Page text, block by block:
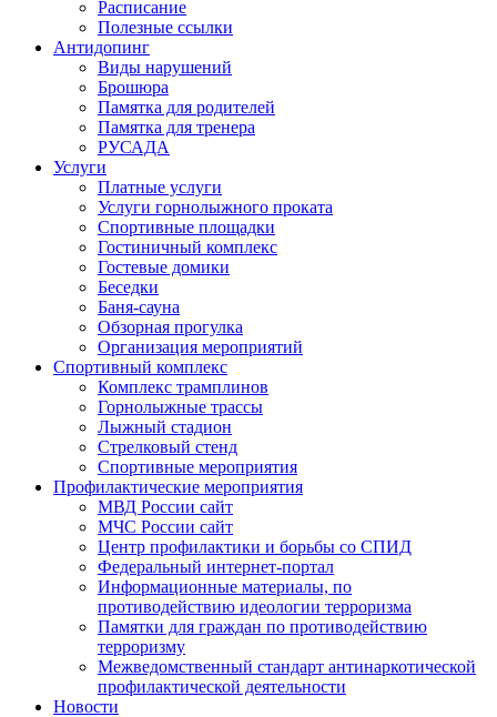
Расписание
Полезные ссылки
Антидопинг
Виды нарушений
Брошюра
Памятка для родителей
Памятка для тренера
РУСАДА
Услуги
Платные услуги
Услуги горнолыжного проката
Спортивные площадки
Гостиничный комплекс
Гостевые домики
Беседки
Баня-сауна
Обзорная прогулка
Организация мероприятий
Спортивный комплекс
Комплекс трамплинов
Горнолыжные трассы
Лыжный стадион
Стрелковый стенд
Спортивные мероприятия
Профилактические мероприятия
МВД России сайт
МЧС России сайт
Центр профилактики и борьбы со СПИД
Федеральный интернет-портал
Информационные материалы, по
противодействию идеологии терроризма
Памятки для граждан по противодействию
терроризму
Межведомственный стандарт антинаркотической
профилактической деятельности
Новости